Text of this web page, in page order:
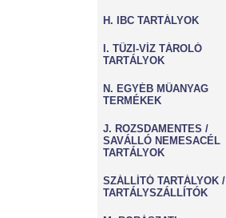
H. IBC TARTÁLYOK
I. TŰZI-VÍZ TÁROLÓ
TARTÁLYOK
N. EGYÉB MŰANYAG
TERMÉKEK
J. ROZSDAMENTES /
SAVÁLLÓ NEMESACÉL
TARTÁLYOK
SZÁLLÍTÓ TARTÁLYOK /
TARTÁLYSZÁLLÍTÓK